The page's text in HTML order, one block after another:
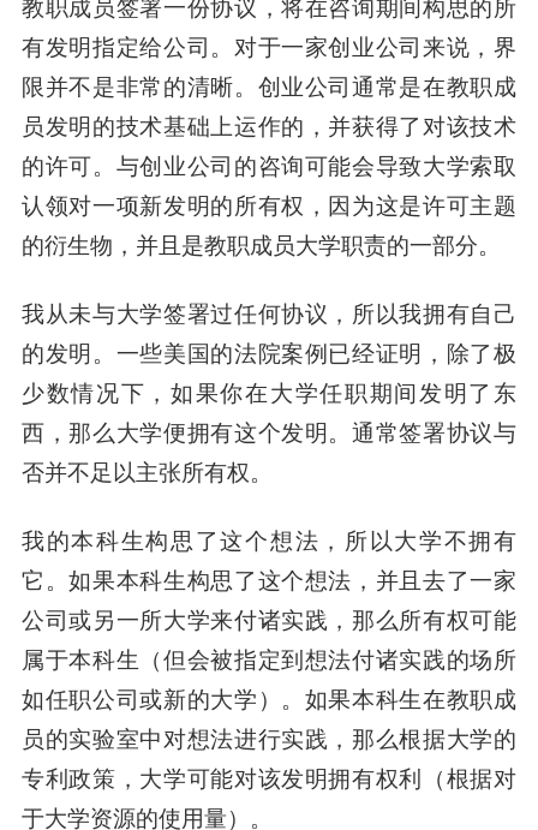
有发明指定给公司。对于一家创业公司来说，界
限并不是非常的清晰。创业公司通常是在教职成
员发明的技术基础上运作的，并获得了对该技术
的许可。与创业公司的咨询可能会导致大学索取
认领对一项新发明的所有权，因为这是许可主题
的衍生物，并且是教职成员大学职责的一部分。
我从未与大学签署过任何协议，所以我拥有自己
的发明。 一些美国的法院案例已经证明，除了极
少数情况下，如果你在大学任职期间发明了东
西，那么大学便拥有这个发明。通常签署协议与
否并不足以主张所有权。
我的本科生构思了这个想法，所以大学不拥有
它。如果本科生构思了这个想法，并且去了一家
公司或另一所大学来付诸实践，那么所有权可能
属于本科生（但会被指定到想法付诸实践的场所
如任职公司或新的大学）。如果本科生在教职成
员的实验室中对想法进行实践，那么根据大学的
专利政策，大学可能对该发明拥有权利（根据对
于大学资源的使用量）。